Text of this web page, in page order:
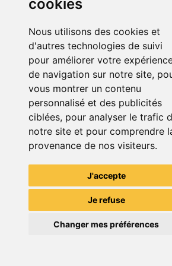
cookies
Nous utilisons des cookies et
d'autres technologies de suivi
pour améliorer votre
de navigation sur notre site,
vous montrer un contenu
personnalisé et des publicités
ciblées, pour analyser le trafic
notre site et pour comprendre
provenance de nos visiteurs.
J'accepte
Je refuse
Changer mes préférences
8.90 € 0
Dragon Age Origins Xbox 360
14.90 €
TheGamingR83
Grenier du
Télécharge notre app pour une
Télécharger l'app